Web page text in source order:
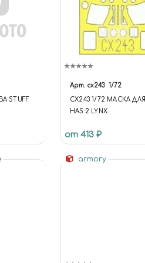
STUFF
Арт. cx243 1/72
CX243 1/72 МАСКА ДЛЯ
HAS.2 LYNX
от 413 ₽
armory